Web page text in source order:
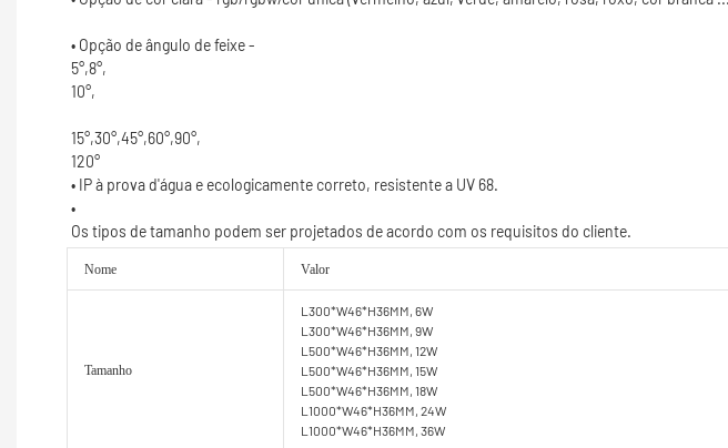
120°
Nome Valor
Tamanho
L300*W46*H36MM, 6W
L300*W46*H36MM, 9W
L500*W46*H36MM, 12W
L500*W46*H36MM, 15W
L500*W46*H36MM, 18W
L1000*W46*H36MM, 24W
L1000*W46*H36MM, 36W